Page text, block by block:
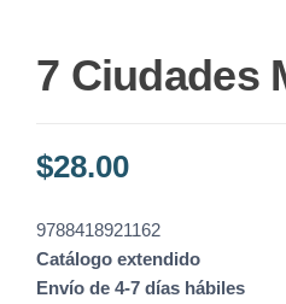
7 Ciudades
$28.00
9788418921162
Catálogo extendido
Envío de 4-7 días hábiles